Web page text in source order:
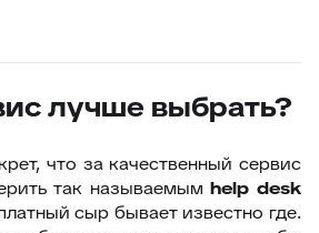
лучше выбрать?
что за качественный сервис
так называемымhelp desk
сыр бывает известно где.